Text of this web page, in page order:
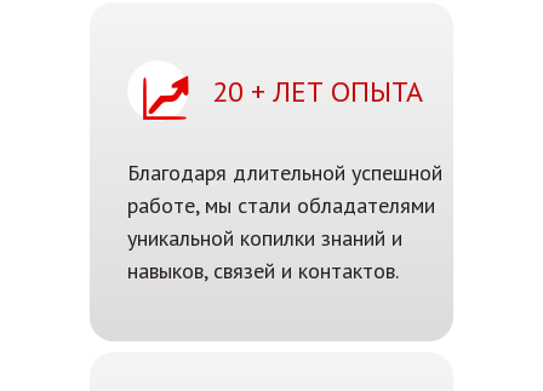
20 + ЛЕТ ОПЫТА
Благодаря длительной успешной
работе, мы стали обладателями
уникальной копилки знаний и
навыков, связей и контактов.